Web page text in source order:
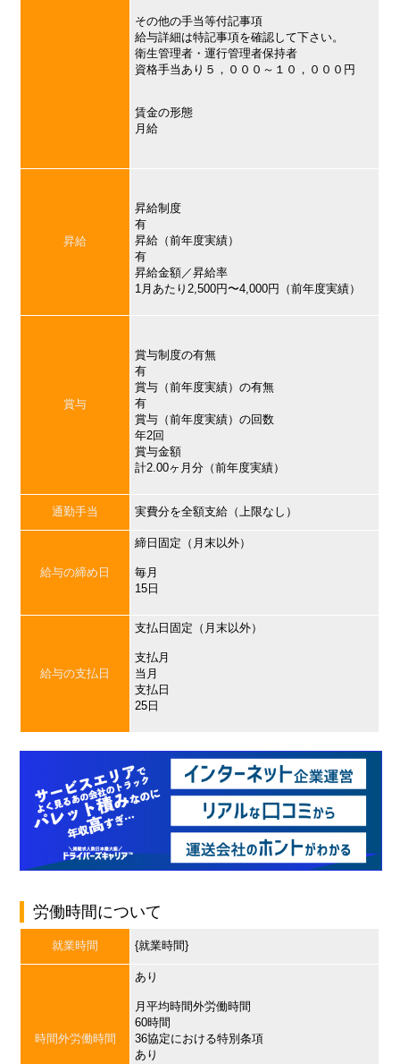
その他の手当等付記事項
給与詳細は特記事項を確認して下さい。
衛生管理者・運行管理者保持者
資格手当あり５，０００～１０，０００円
賃金の形態
月給
昇給
昇給制度
有
昇給（前年度実績）
有
昇給金額／昇給率
1月あたり2,500円〜4,000円（前年度実績）
賞与
賞与制度の有無
有
賞与（前年度実績）の有無
有
賞与（前年度実績）の回数
年2回
賞与金額
計2.00ヶ月分（前年度実績）
通勤手当 実費分を全額支給（上限なし）
給与の締め日
締日固定（月末以外）
毎月
15日
給与の支払日
支払日固定（月末以外）
支払月
当月
支払日
25日
労働時間について
就業時間 {就業時間}
時間外労働時間
あり
月平均時間外労働時間
60時間
36協定における特別条項
あり